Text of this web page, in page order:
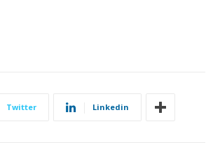
Twitter Linkedin